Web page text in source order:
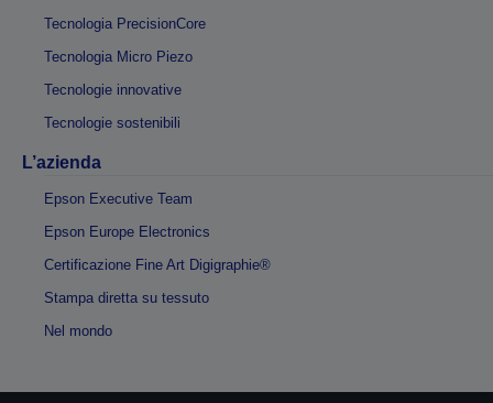
Tecnologia PrecisionCore
Tecnologia Micro Piezo
Tecnologie innovative
Tecnologie sostenibili
L’azienda
Epson Executive Team
Epson Europe Electronics
Certificazione Fine Art Digigraphie®
Stampa diretta su tessuto
Nel mondo